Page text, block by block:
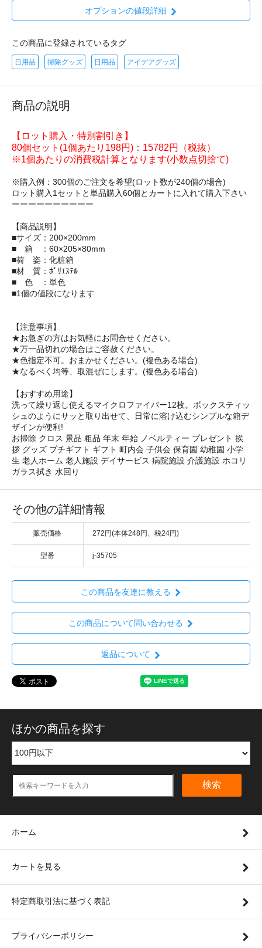
オプションの値段詳細
この商品に登録されているタグ
日用品 掃除グッズ 日用品 アイデアグッズ
商品の説明
【ロット購入・特別割引き】
80個セット(1個あたり198円)：15782円（税抜）
※1個あたりの消費税計算となります(小数点切捨て)
※購入例：300個のご注文を希望(ロット数が240個の場合)
ロット購入1セットと単品購入60個とカートに入れて購入下さい
ーーーーーーーーーー
【商品説明】
■サイズ：200×200mm
■ 箱 ：60×205×80mm
■荷 姿：化粧箱
■材 質：ﾎﾟﾘｴｽﾃﾙ
■ 色 ：単色
■1個の値段になります
【注意事項】
★お急ぎの方はお気軽にお問合せください。
★万一品切れの場合はご容赦ください。
★色指定不可。おまかせください。(複色ある場合)
★なるべく均等、取混ぜにします。(複色ある場合)
【おすすめ用途】
洗って繰り返し使えるマイクロファイバー12枚。ボックスティッ
シュのようにサッと取り出せて、日常に溶け込むシンプルな箱デ
ザインが便利!
お掃除 クロス 景品 粗品 年末 年始 ノベルティー プレゼント 挨
拶 グッズ プチギフト ギフト 町内会 子供会 保育園 幼稚園 小学
生 老人ホーム 老人施設 デイサービス 病院施設 介護施設 ホコリ
ガラス拭き 水回り
その他の詳細情報
販売価格 272円(本体248円、税24円)
型番 j-35705
この商品を友達に教える
この商品について問い合わせる
返品について
ほかの商品を探す
検索
ホーム
カートを見る
特定商取引法に基づく表記
プライバシーポリシー